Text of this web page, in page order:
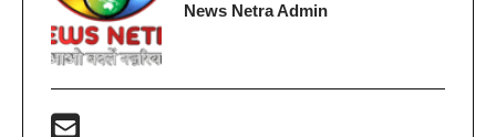
News Netra Admin